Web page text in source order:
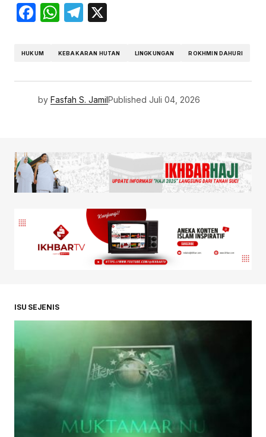
Facebook
WhatsApp
Telegram
HUKUM KEBAKARAN HUTAN LINGKUNGAN ROKHMIN DAHURI
by Fasfah S. JamilPublished Juli 04, 2026
ISU SEJENIS